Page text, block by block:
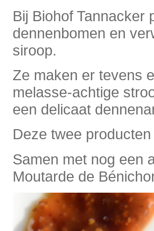
Bij Biohof Tannacker
dennenbomen en
siroop.
Ze maken er tevens
melasse-achtige
een delicaat
Deze twee
Samen met nog een
Moutarde de